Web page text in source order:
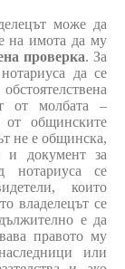
може да
на имота да му
проверка. За
да се
от молбата –
от общинските
не е общинска,
и документ за
нотариуса се
които
владелецът се
е да
правото му
или